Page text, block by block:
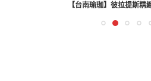
【台南瑜珈】彼拉提斯精